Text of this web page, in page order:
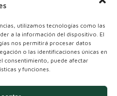
utilizamos tecnologías como las
a la información del dispositivo. El
nos permitirá procesar datos
o las identificaciones únicas en
consentimiento, puede afectar
y funciones.
de Organizaciones